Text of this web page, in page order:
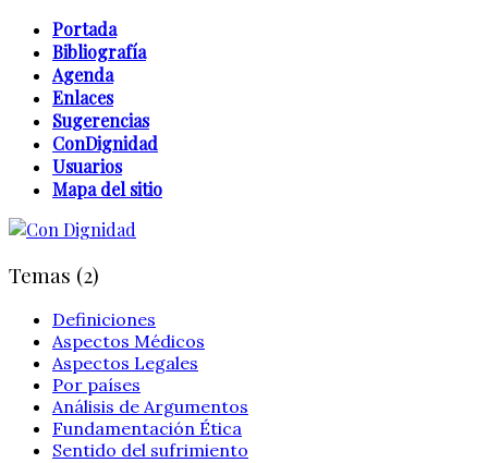
Portada
Bibliografía
Agenda
Enlaces
Sugerencias
ConDignidad
Usuarios
Mapa del sitio
Temas (2)
Definiciones
Aspectos Médicos
Aspectos Legales
Por países
Análisis de Argumentos
Fundamentación Ética
Sentido del sufrimiento